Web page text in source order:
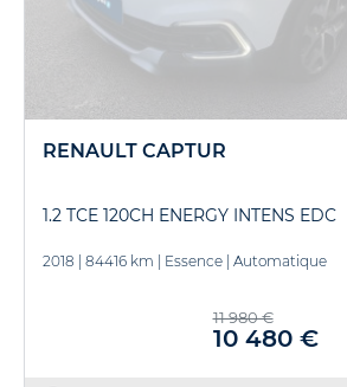
RENAULT CAPTUR
1.2 TCE 120CH ENERGY INTENS EDC
2018 | 84416 km | Essence | Automatique
11 980 €
10 480 €